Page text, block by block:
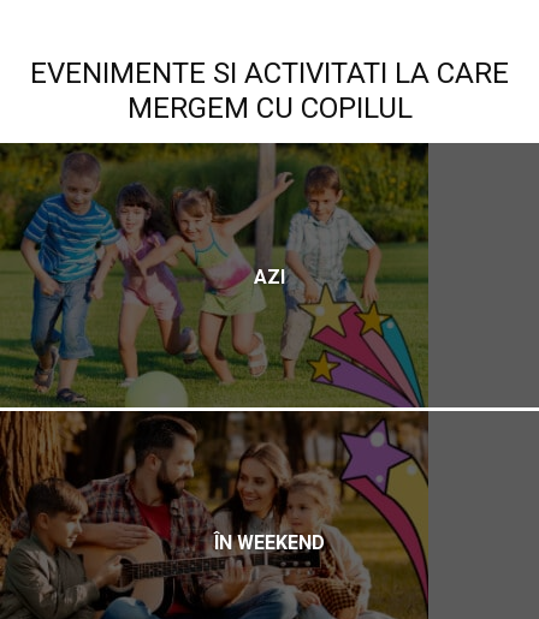
EVENIMENTE SI ACTIVITATI LA CARE
MERGEM CU COPILUL
AZI
ÎN WEEKEND